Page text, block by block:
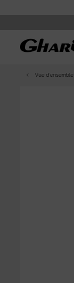
Vue d´ensemble